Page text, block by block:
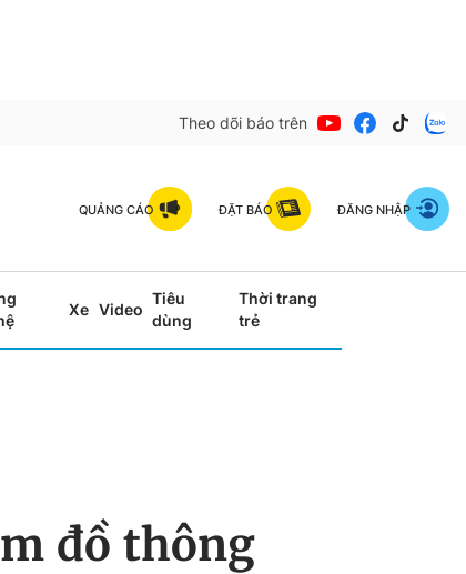
Theo dõi báo trên
QUẢNG CÁO ĐẶT BÁO ĐĂNG NHẬP
Xe Video
Tiêu
dùng
Thời trang
trẻ
đồ thông